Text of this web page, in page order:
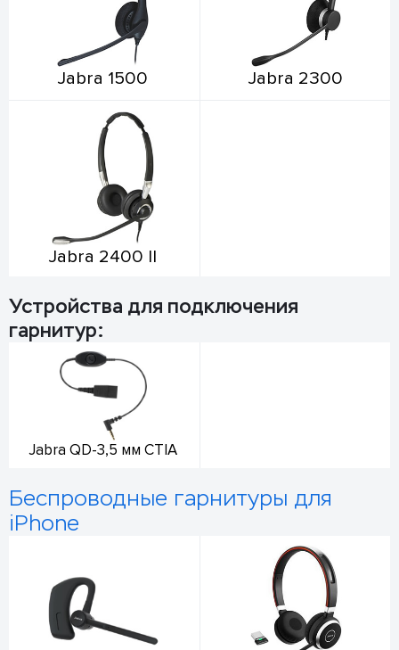
Jabra 1500 Jabra 2300
Jabra 2400 II
Устройства для подключения
гарнитур:
Jabra QD-3,5 мм CTIA
Беспроводные гарнитуры для
iPhone